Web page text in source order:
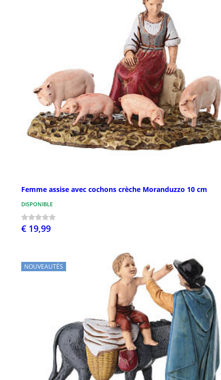
Femme assise avec cochons crèche Moranduzzo 10 cm
DISPONIBLE
€ 19,99
NOUVEAUTÉS